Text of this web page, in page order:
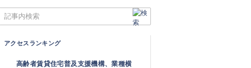
アクセスランキング
高齢者賃貸住宅普及支援機構、業種横